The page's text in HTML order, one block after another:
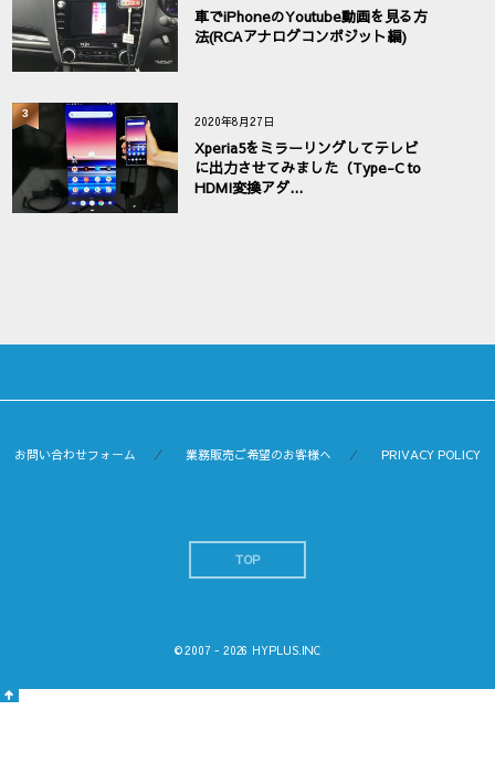
車でiPhoneのYoutube動画を見る方
法(RCAアナログコンポジット編)
2020年8月27日
Xperia5をミラーリングしてテレビ
に出力させてみました（Type-C to
HDMI変換アダ...
3
お問い合わせフォーム 業務販売ご希望のお客様へ PRIVACY POLICY
TOP
© 2007 - 2026 HYPLUS.INC